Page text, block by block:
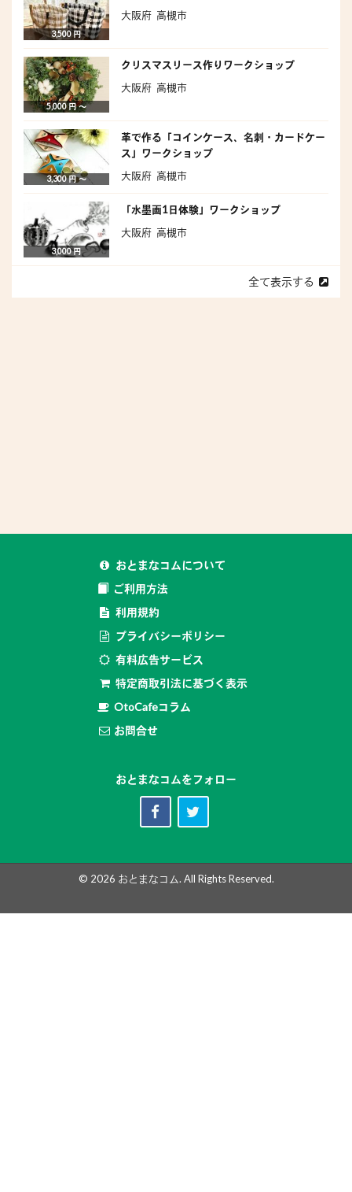
3,500 円
大阪府 高槻市
5,000 円 〜
クリスマスリース作りワークショップ
大阪府 高槻市
3,300 円 〜
革で作る「コインケース、名刺・カードケー
ス」ワークショップ
大阪府 高槻市
3,000 円
「水墨画1日体験」ワークショップ
大阪府 高槻市
全て表示する
おとまなコムについて
ご利用方法
利用規約
プライバシーポリシー
有料広告サービス
特定商取引法に基づく表示
OtoCafeコラム
お問合せ
おとまなコムをフォロー
© 2026 おとまなコム. All Rights Reserved.